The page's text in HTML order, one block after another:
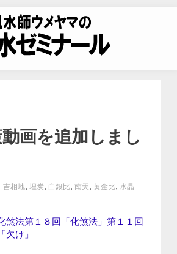
ナール｜風水
推命学・易
わせた立命講
座
画を追加しまし
吉相地,埋炭, 白銀比,南天,黄金比,水晶
煞法第１８回「化煞法」第１１回
欠け」